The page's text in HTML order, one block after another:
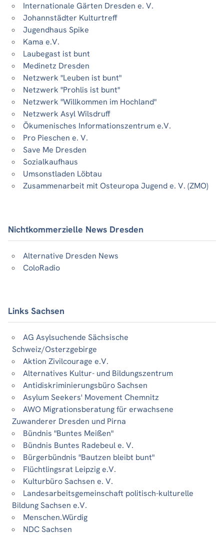
Internationale Gärten Dresden e. V.
Johannstädter Kulturtreff
Jugendhaus Spike
Kama e.V.
Laubegast ist bunt
Medinetz Dresden
Netzwerk "Leuben ist bunt"
Netzwerk "Prohlis ist bunt"
Netzwerk "Willkommen im Hochland"
Netzwerk Asyl Wilsdruff
Ökumenisches Informationszentrum e.V.
Pro Pieschen e. V.
Save Me Dresden
Sozialkaufhaus
Umsonstladen Löbtau
Zusammenarbeit mit Osteuropa Jugend e. V. (ZMO)
Nichtkommerzielle News Dresden
Alternative Dresden News
ColoRadio
Links Sachsen
AG Asylsuchende Sächsische
Schweiz/Osterzgebirge
Aktion Zivilcourage e.V.
Alternatives Kultur- und Bildungszentrum
Antidiskriminierungsbüro Sachsen
Asylum Seekers' Movement Chemnitz
AWO Migrationsberatung für erwachsene
Zuwanderer Dresden und Pirna
Bündnis "Buntes Meißen"
Bündnis Buntes Radebeul e. V.
Bürgerbündnis "Bautzen bleibt bunt"
Flüchtlingsrat Leipzig e.V.
Kulturbüro Sachsen e. V.
Landesarbeitsgemeinschaft politisch-kulturelle
Bildung Sachsen e.V.
Menschen.Würdig
NDC Sachsen